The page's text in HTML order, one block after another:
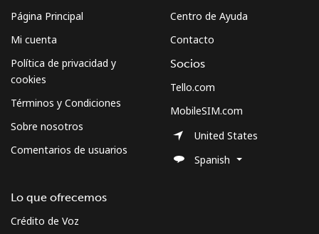
Página Principal
Mi cuenta
Política de privacidad y
cookies
Términos y Condiciones
Sobre nosotros
Comentarios de usuarios
Lo que ofrecemos
Crédito de Voz
Centro de Ayuda
Contacto
Socios
Tello.com
MobileSIM.com
United States
Spanish